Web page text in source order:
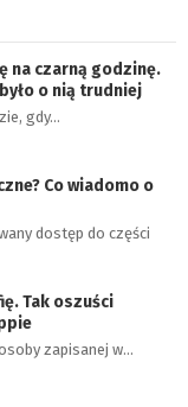
na czarną godzinę.
o nią trudniej
gdy…
Co wiadomo o
dostęp do części
Tak oszuści
zapisanej w…